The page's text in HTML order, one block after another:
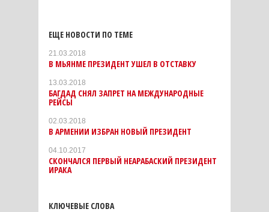
ЕЩЕ НОВОСТИ ПО ТЕМЕ
21.03.2018
В МЬЯНМЕ ПРЕЗИДЕНТ УШЕЛ В ОТСТАВКУ
13.03.2018
БАГДАД СНЯЛ ЗАПРЕТ НА МЕЖДУНАРОДНЫЕ
РЕЙСЫ
02.03.2018
В АРМЕНИИ ИЗБРАН НОВЫЙ ПРЕЗИДЕНТ
04.10.2017
СКОНЧАЛСЯ ПЕРВЫЙ НЕАРАБАСКИЙ ПРЕЗИДЕНТ
ИРАКА
КЛЮЧЕВЫЕ СЛОВА